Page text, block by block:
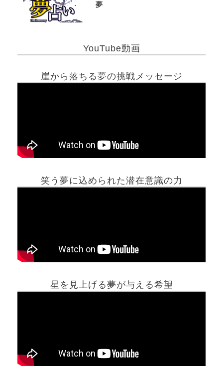
夢
YouTube動画
崖から落ちる夢の挑戦メッセージ
笑う夢に込められた潜在意識の力
星を見上げる夢が与える希望
ホーム